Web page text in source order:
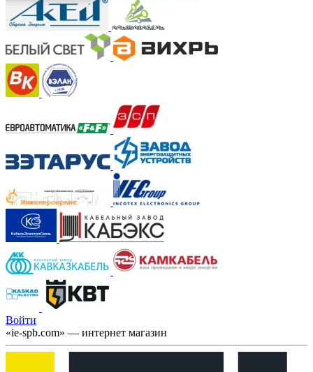
Войти
«ie-spb.com» — интернет магазин